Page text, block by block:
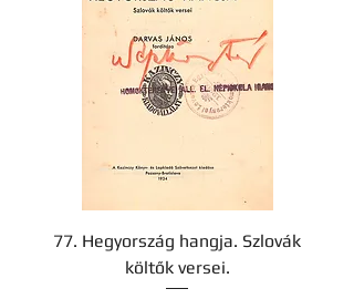
77. Hegyország hangja. Szlovák
költők versei.